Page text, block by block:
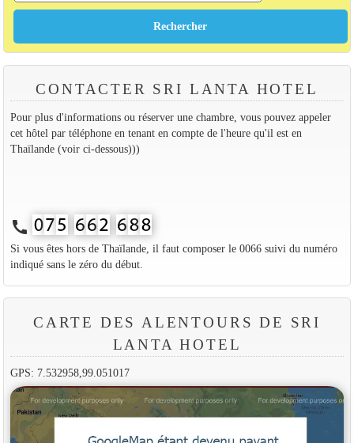
CONTACTER SRI LANTA HOTEL
Pour plus d'informations ou réserver une chambre, vous pouvez appeler
cet hôtel par téléphone en tenant en compte de l'heure qu'il est en
Thaïlande (voir ci-dessous)))
call
Si vous êtes hors de Thaïlande, il faut composer le 0066 suivi du numéro
indiqué sans le zéro du début.
CARTE DES ALENTOURS DE SRI
LANTA HOTEL
GPS: 7.532958,99.051017